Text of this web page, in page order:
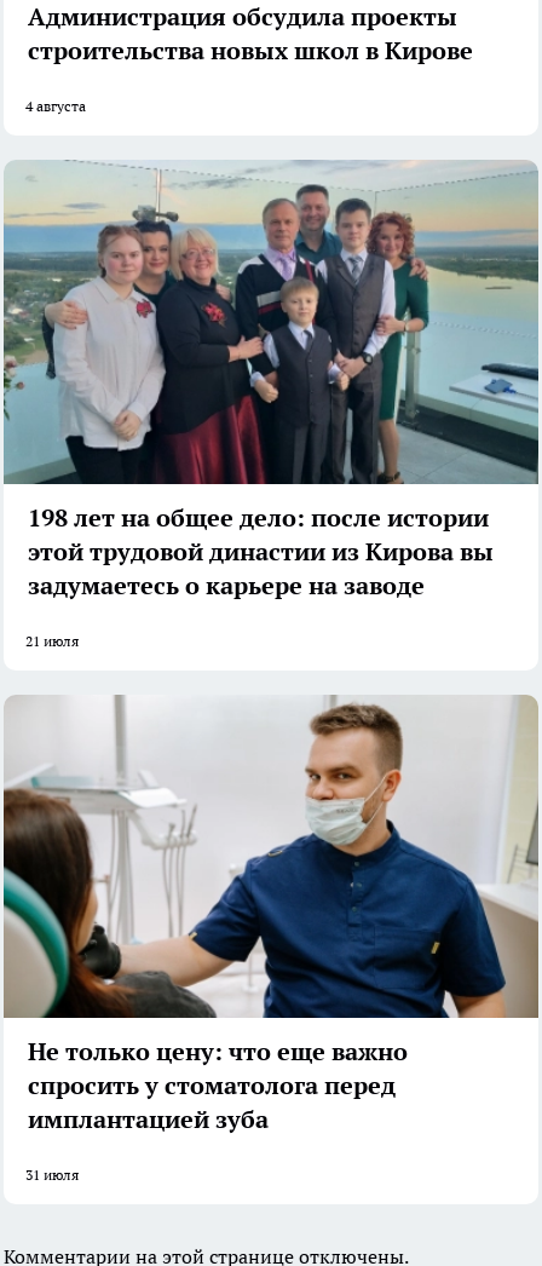
Администрация обсудила проекты
строительства новых школ в Кирове
4 августа
198 лет на общее дело: после истории
этой трудовой династии из Кирова вы
задумаетесь о карьере на заводе
21 июля
Не только цену: что еще важно
спросить у стоматолога перед
имплантацией зуба
31 июля
Комментарии на этой странице отключены.